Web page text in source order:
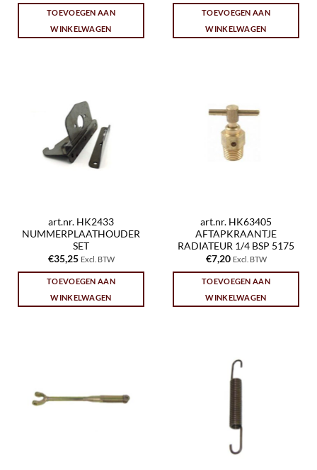
TOEVOEGEN AAN
WINKELWAGEN
TOEVOEGEN AAN
WINKELWAGEN
art.nr. HK2433
NUMMERPLAATHOUDER
SET
€35,25 Excl. BTW
TOEVOEGEN AAN
WINKELWAGEN
art.nr. HK63405
AFTAPKRAANTJE
RADIATEUR 1/4 BSP 5175
€7,20 Excl. BTW
TOEVOEGEN AAN
WINKELWAGEN